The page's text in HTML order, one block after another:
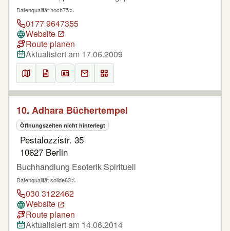
Datenqualität hoch75%
0177 9647355
Website
Route planen
Aktualisiert am 17.06.2009
10. Adhara Büchertempel
Öffnungszeiten nicht hinterlegt
Pestalozzistr. 35
10627 Berlin
Buchhandlung Esoterik Spirituell
Datenqualität solide63%
030 3122462
Website
Route planen
Aktualisiert am 14.06.2014